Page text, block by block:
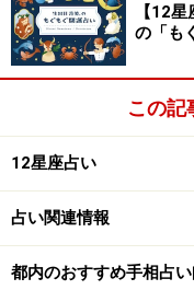
清潔感が好印象に。
すめ。
＞今週の運勢！ 章月
7位：おひつ
19日生まれ）
【12
の「も
この記
12星座占い
占い関連情報
都内のおすすめ手相占